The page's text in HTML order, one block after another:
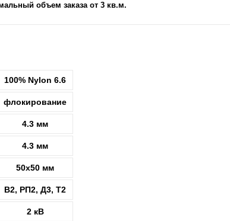
объем заказа от 3 кв.м.
100% Nylon 6.6
флокирование
4.3 мм
4.3 мм
50х50 мм
В2, РП2, Д3, Т2
2 кВ